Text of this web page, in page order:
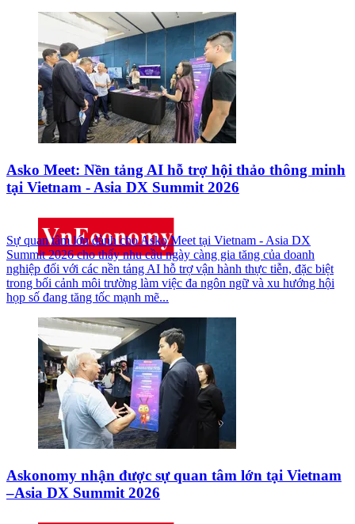
Asko Meet: Nền tảng AI hỗ trợ hội thảo thông minh
tại Vietnam - Asia DX Summit 2026
Sự quan tâm lớn dành cho Asko Meet tại Vietnam - Asia DX
Summit 2026 cho thấy nhu cầu ngày càng gia tăng của doanh
nghiệp đối với các nền tảng AI hỗ trợ vận hành thực tiễn, đặc biệt
trong bối cảnh môi trường làm việc đa ngôn ngữ và xu hướng hội
họp số đang tăng tốc mạnh mẽ...
Askonomy nhận được sự quan tâm lớn tại Vietnam
–Asia DX Summit 2026